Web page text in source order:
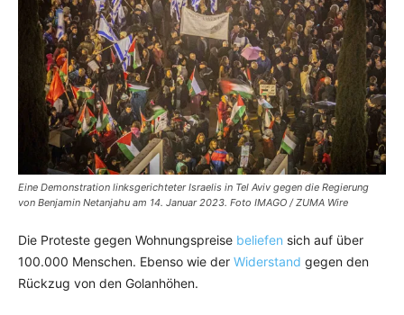
Eine Demonstration linksgerichteter Israelis in Tel Aviv gegen die Regierung
von Benjamin Netanjahu am 14. Januar 2023. Foto IMAGO / ZUMA Wire
Die Proteste gegen Wohnungspreise beliefen sich auf über
100.000 Menschen. Ebenso wie der Widerstand gegen den
Rückzug von den Golanhöhen.